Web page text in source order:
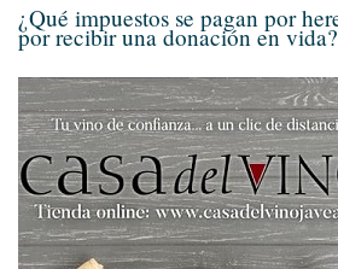
¿Qué impuestos se pagan por
por recibir una donación en vida?